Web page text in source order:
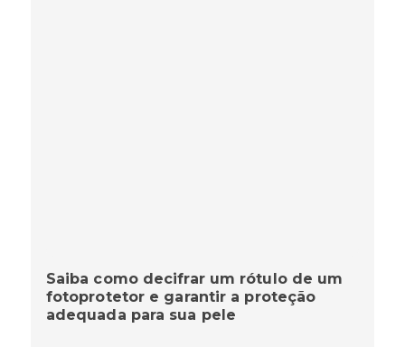
Saiba como decifrar um rótulo de um
fotoprotetor e garantir a proteção
adequada para sua pele